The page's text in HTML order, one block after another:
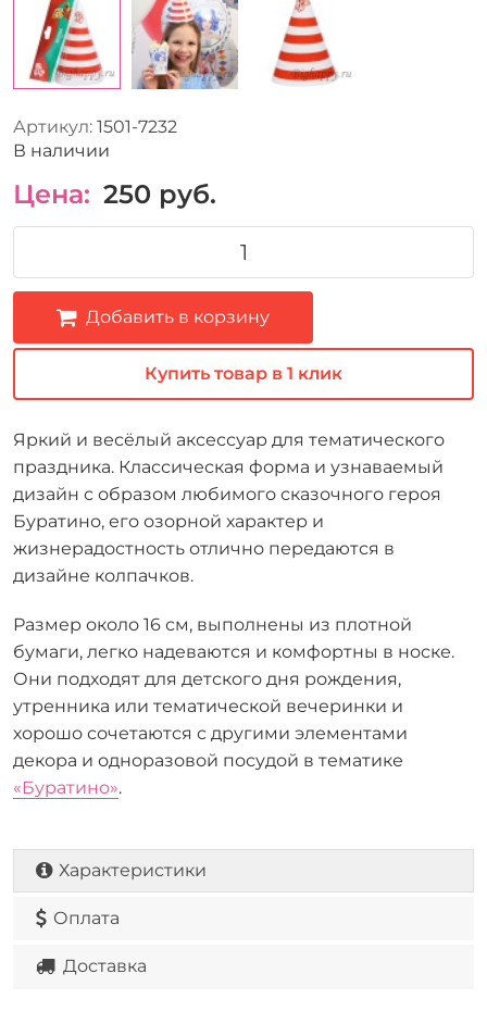
Артикул: 1501-7232
В наличии
Цена: 250 руб.
Добавить в корзину
Купить товар в 1 клик
Яркий и весёлый аксессуар для тематического
праздника. Классическая форма и узнаваемый
дизайн с образом любимого сказочного героя
Буратино, его озорной характер и
жизнерадостность отлично передаются в
дизайне колпачков.
Размер около 16 см, выполнены из плотной
бумаги, легко надеваются и комфортны в носке.
Они подходят для детского дня рождения,
утренника или тематической вечеринки и
хорошо сочетаются с другими элементами
декора и одноразовой посудой в тематике
«Буратино».
Характеристики
Оплата
Доставка